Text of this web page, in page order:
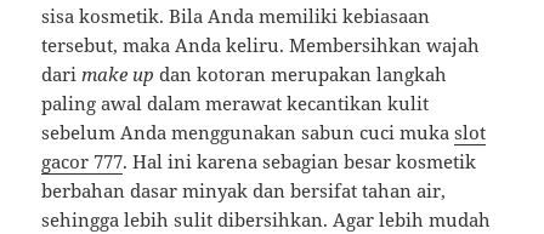
sisa kosmetik. Bila Anda memiliki kebiasaan
tersebut, maka Anda keliru. Membersihkan wajah
dari make up dan kotoran merupakan langkah
paling awal dalam merawat kecantikan kulit
sebelum Anda menggunakan sabun cuci mukaslot
gacor 777. Hal ini karena sebagian besar kosmetik
berbahan dasar minyak dan bersifat tahan air,
sehingga lebih sulit dibersihkan. Agar lebih mudah